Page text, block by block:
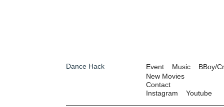
Dance Hack Event Music
BBoy/
New Movies
Contact
Instagram
Youtube